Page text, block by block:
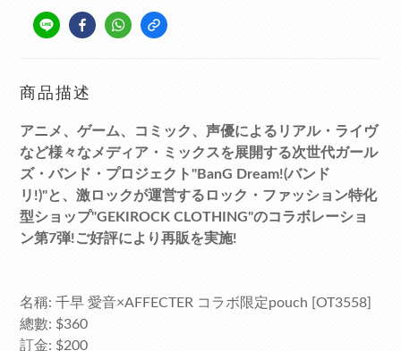
商品描述
アニメ、ゲーム、コミック、声優によるリアル・ライヴ
など様々なメディア・ミックスを展開する次世代ガール
ズ・バンド・プロジェクト"BanG Dream!(バンド
リ!)"と、激ロックが運営するロック・ファッション特化
型ショップ"GEKIROCK CLOTHING"のコラボレーショ
ン第7弾!ご好評により再販を実施!
名稱: 千早 愛音×AFFECTER コラボ限定pouch [OT3558]
總數: $360
訂金: $200